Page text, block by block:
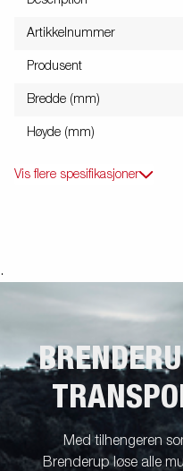
Artikkelnummer
Produsent
Bredde (mm)
Høyde (mm)
Vis flere spesifikasjoner
.
Med tilhengeren
Brenderup løse alle